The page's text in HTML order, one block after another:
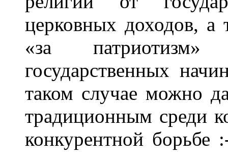
церковных доходов, а
«за
государственных
таком случае можно
традиционным среди
конкурентной